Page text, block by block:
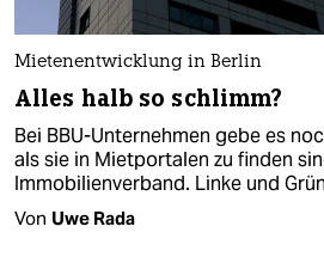
Mietenentwicklung in Berlin
Alles halb so schlimm?
Bei BBU-Unternehmen gebe es
als sie in Mietportalen zu finden
Immobilienverband. Linke und
Von Uwe Rada